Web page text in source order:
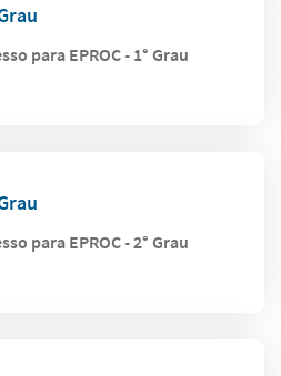
para EPROC - 1° Grau
para EPROC - 2° Grau